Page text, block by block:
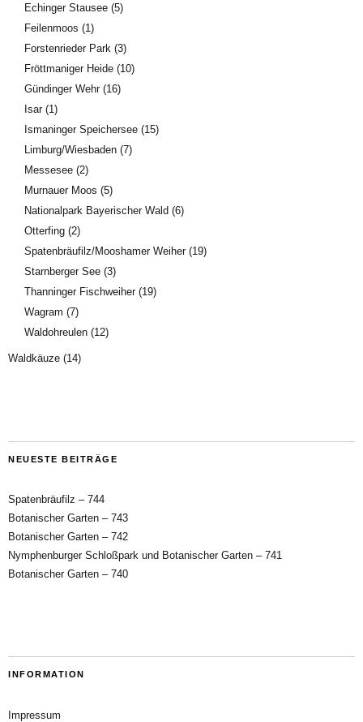
Echinger Stausee (5)
Feilenmoos (1)
Forstenrieder Park (3)
Fröttmaniger Heide (10)
Gündinger Wehr(16)
Isar(1)
Ismaninger Speichersee (15)
Limburg/Wiesbaden (7)
Messesee (2)
Murnauer Moos (5)
Nationalpark Bayerischer Wald (6)
Otterfing (2)
Spatenbräufilz/Mooshamer Weiher(19)
Starnberger See (3)
Thanninger Fischweiher(19)
Wagram (7)
Waldohreulen (12)
Waldkäuze (14)
NEUESTE BEITRÄGE
Spatenbräufilz – 744
Botanischer Garten – 743
Botanischer Garten – 742
Nymphenburger Schloßpark und Botanischer Garten – 741
Botanischer Garten – 740
INFORMATION
Impressum